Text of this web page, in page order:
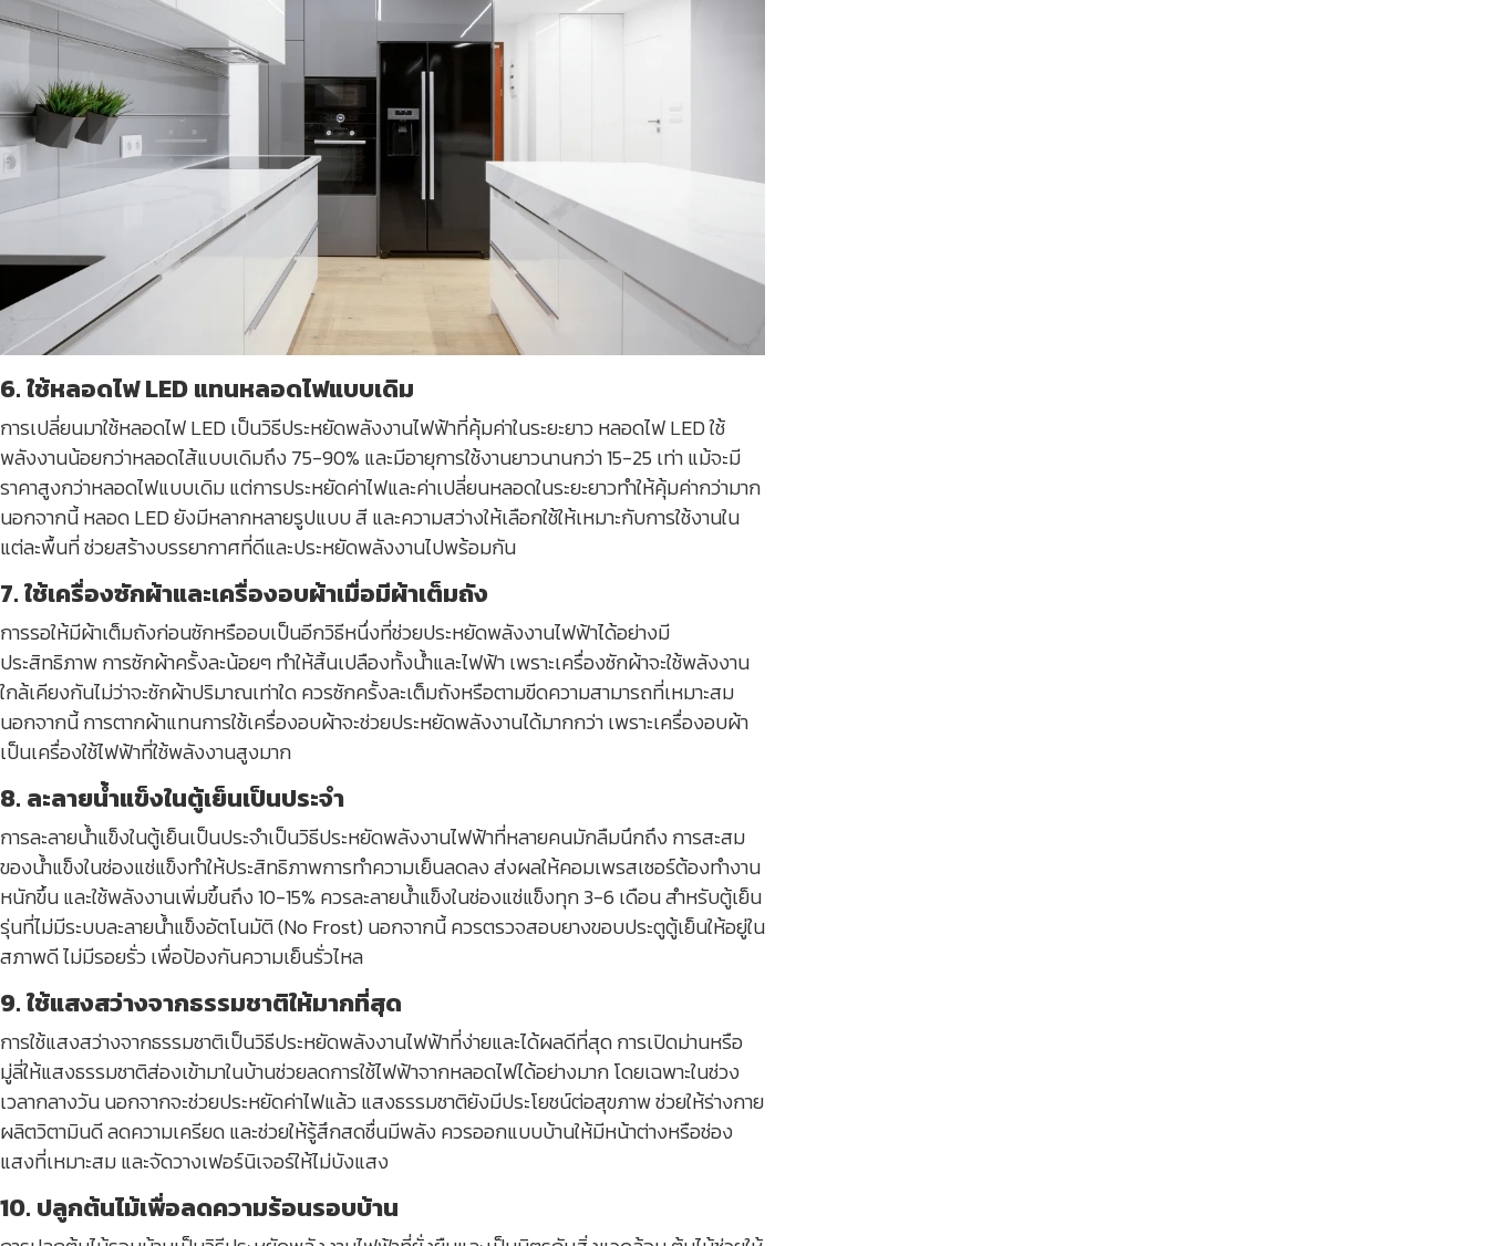
6. ใช้หลอดไฟ LED แทนหลอดไฟแบบเดิม
การเปลี่ยนมาใช้หลอดไฟ LED เป็นวิธีประหยัดพลังงานไฟฟ้าที่คุ้มค่าในระยะยาว หลอดไฟ LED ใช้
พลังงานน้อยกว่าหลอดไส้แบบเดิมถึง 75-90% และมีอายุการใช้งานยาวนานกว่า 15-25 เท่า แม้จะมี
ราคาสูงกว่าหลอดไฟแบบเดิม แต่การประหยัดค่าไฟและค่าเปลี่ยนหลอดในระยะยาวทำให้คุ้มค่ากว่ามาก
นอกจากนี้ หลอด LED ยังมีหลากหลายรูปแบบ สี และความสว่างให้เลือกใช้ให้เหมาะกับการใช้งานใน
แต่ละพื้นที่ ช่วยสร้างบรรยากาศที่ดีและประหยัดพลังงานไปพร้อมกัน
7. ใช้เครื่องซักผ้าและเครื่องอบผ้าเมื่อมีผ้าเต็มถัง
การรอให้มีผ้าเต็มถังก่อนซักหรืออบเป็นอีกวิธีหนึ่งที่ช่วยประหยัดพลังงานไฟฟ้าได้อย่างมี
ประสิทธิภาพ การซักผ้าครั้งละน้อยๆ ทำให้สิ้นเปลืองทั้งน้ำและไฟฟ้า เพราะเครื่องซักผ้าจะใช้พลังงาน
ใกล้เคียงกันไม่ว่าจะซักผ้าปริมาณเท่าใด ควรซักครั้งละเต็มถังหรือตามขีดความสามารถที่เหมาะสม
นอกจากนี้ การตากผ้าแทนการใช้เครื่องอบผ้าจะช่วยประหยัดพลังงานได้มากกว่า เพราะเครื่องอบผ้า
เป็นเครื่องใช้ไฟฟ้าที่ใช้พลังงานสูงมาก
8. ละลายน้ำแข็งในตู้เย็นเป็นประจำ
การละลายน้ำแข็งในตู้เย็นเป็นประจำเป็นวิธีประหยัดพลังงานไฟฟ้าที่หลายคนมักลืมนึกถึง การสะสม
ของน้ำแข็งในช่องแช่แข็งทำให้ประสิทธิภาพการทำความเย็นลดลง ส่งผลให้คอมเพรสเซอร์ต้องทำงาน
หนักขึ้น และใช้พลังงานเพิ่มขึ้นถึง 10-15% ควรละลายน้ำแข็งในช่องแช่แข็งทุก 3-6 เดือน สำหรับตู้เย็น
รุ่นที่ไม่มีระบบละลายน้ำแข็งอัตโนมัติ (No Frost) นอกจากนี้ ควรตรวจสอบยางขอบประตูตู้เย็นให้อยู่ใน
สภาพดี ไม่มีรอยรั่ว เพื่อป้องกันความเย็นรั่วไหล
9. ใช้แสงสว่างจากธรรมชาติให้มากที่สุด
การใช้แสงสว่างจากธรรมชาติเป็นวิธีประหยัดพลังงานไฟฟ้าที่ง่ายและได้ผลดีที่สุด การเปิดม่านหรือ
มู่ลี่ให้แสงธรรมชาติส่องเข้ามาในบ้านช่วยลดการใช้ไฟฟ้าจากหลอดไฟได้อย่างมาก โดยเฉพาะในช่วง
เวลากลางวัน นอกจากจะช่วยประหยัดค่าไฟแล้ว แสงธรรมชาติยังมีประโยชน์ต่อสุขภาพ ช่วยให้ร่างกาย
ผลิตวิตามินดี ลดความเครียด และช่วยให้รู้สึกสดชื่นมีพลัง ควรออกแบบบ้านให้มีหน้าต่างหรือช่อง
แสงที่เหมาะสม และจัดวางเฟอร์นิเจอร์ให้ไม่บังแสง
10. ปลูกต้นไม้เพื่อลดความร้อนรอบบ้าน